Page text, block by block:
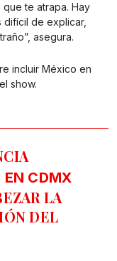
te atrapa. Hay
difícil de explicar,
asegura.
incluir México en
show.
EN CDMX
LA
DEL